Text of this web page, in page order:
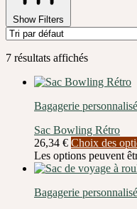
Show Filters
7 résultats affichés
Bagagerie
Sac Bowling Rétro
26,34 € Choix des
Les options peuvent
Bagagerie